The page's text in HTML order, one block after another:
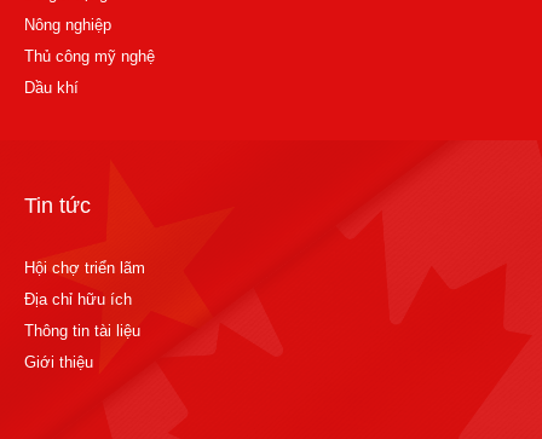
Nông nghiệp
Thủ công mỹ nghệ
Dầu khí
Tin tức
Hội chợ triển lãm
Địa chỉ hữu ích
Thông tin tài liệu
Giới thiệu